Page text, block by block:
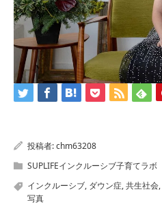
投稿者:chm63208
SUPLIFEインクルーシブ子育てラボ
インクルーシブ, ダウン症,共生社会,
写真